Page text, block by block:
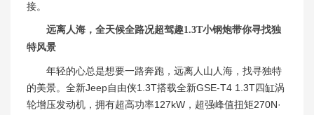
接。
远离人海，全天候全路况超驾趣1.3T小钢炮带你寻找独
特风景
年轻的心总是想要一路奔跑，远离人山人海，找寻独特
的美景。全新Jeep自由侠1.3T搭载全新GSE-T4 1.3T四缸涡
轮增压发动机，拥有超高功率127kW，超强峰值扭矩270N·